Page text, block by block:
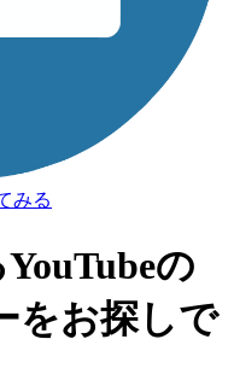
みる
の
をお探しで